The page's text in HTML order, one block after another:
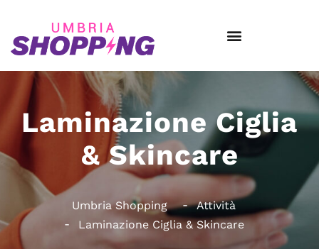
Laminazione Ciglia
& Skincare
Umbria Shopping
Attività
Laminazione Ciglia & Skincare